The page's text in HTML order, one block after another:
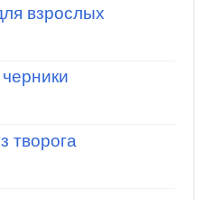
взрослых
творога